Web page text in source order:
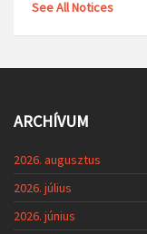
See All Notices
ARCHÍVUM
2026. augusztus
2026. július
2026. június